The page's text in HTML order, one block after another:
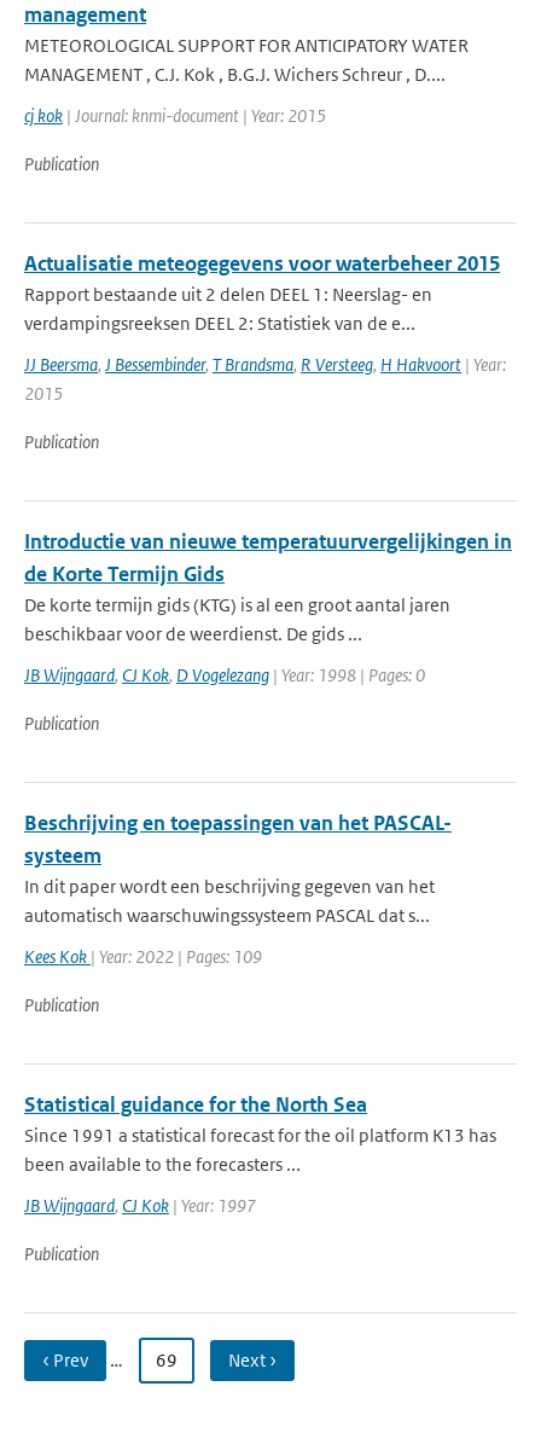
management
METEOROLOGICAL SUPPORT FOR ANTICIPATORY WATER
MANAGEMENT , C.J. Kok , B.G.J. Wichers Schreur , D....
cj kok | Journal: knmi-document | Year: 2015
Publication
Actualisatie meteogegevens voor waterbeheer 2015
Rapport bestaande uit 2 delen DEEL 1: Neerslag- en
verdampingsreeksen DEEL 2: Statistiek van de e...
JJ Beersma, J Bessembinder, T Brandsma, R Versteeg, H Hakvoort | Year:
2015
Publication
Introductie van nieuwe temperatuurvergelijkingen in
de Korte Termijn Gids
De korte termijn gids (KTG) is al een groot aantal jaren
beschikbaar voor de weerdienst. De gids ...
JB Wijngaard, CJ Kok, D Vogelezang | Year: 1998 | Pages: 0
Publication
Beschrijving en toepassingen van het PASCAL-
systeem
In dit paper wordt een beschrijving gegeven van het
automatisch waarschuwingssysteem PASCAL dat s...
Kees Kok | Year: 2022 | Pages: 109
Publication
Statistical guidance for the North Sea
Since 1991 a statistical forecast for the oil platform K13 has
been available to the forecasters ...
JB Wijngaard, CJ Kok | Year: 1997
Publication
‹ Prev … 69 Next ›